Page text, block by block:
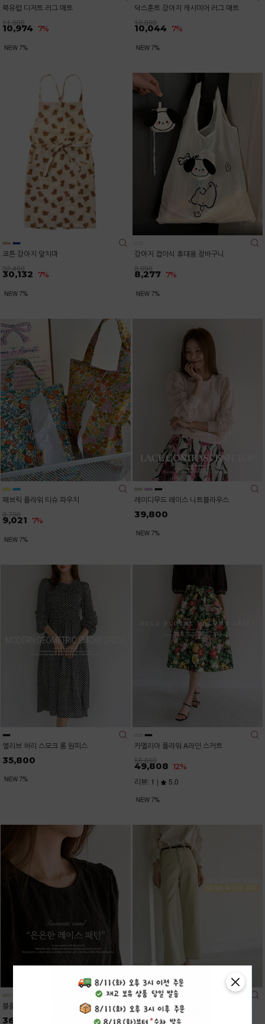
북유럽 디저트 러그 매트
11,800
10,974 7%
닥스훈트 강아지 캐시미어 러그 매트
10,800
10,044 7%
코튼 강아지 앞치마
32,400
30,132 7%
강아지 접이식 휴대용 장바구니
8,900
8,277 7%
패브릭 플라워 티슈 파우치
9,700
9,021 7%
레이디무드 레이스 니트블라우스
39,800
엘리브 허리 스모크 롱 원피스
35,800
카멜리아 플라워 A라인 스커트
56,600
49,808 12%
리뷰: 1 | 5.0
블룸레이스 7부 퍼프 블라우스
36,200
데이즈 7컬러 롱,숏 일자 와이드진
34,900